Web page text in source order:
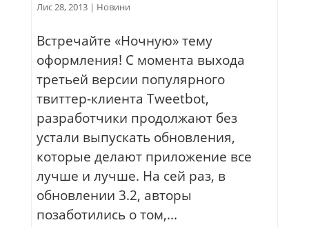
Лис 28, 2013| Новини
Встречайте «Ночную» тему
оформления! C момента выхода
третьей версии популярного
твиттер-клиента Tweetbot,
разработчики продолжают без
устали выпускать обновления,
которые делают приложение все
лучше и лучше. На сей раз, в
обновлении 3.2, авторы
позаботились о том,...